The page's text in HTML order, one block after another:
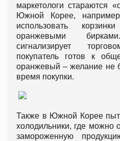
маркетологи стараются
Южной Корее,
использовать
оранжевыми
сигнализирует
покупатель готов к
оранжевый – желание не
время покупки.
Также в Южной Корее
холодильники, где можно
замороженную